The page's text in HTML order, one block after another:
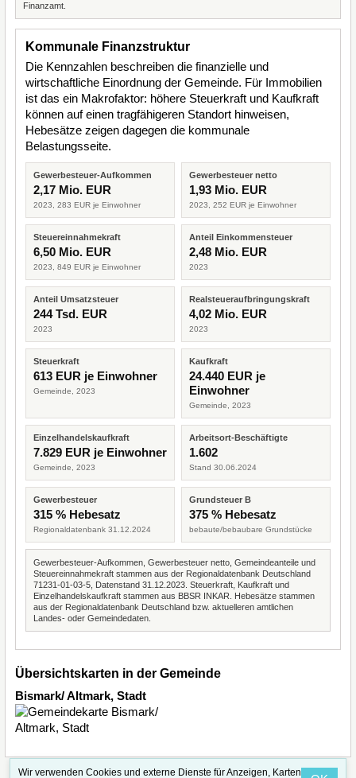
Finanzamt.
Kommunale Finanzstruktur
Die Kennzahlen beschreiben die finanzielle und
wirtschaftliche Einordnung der Gemeinde. Für Immobilien
ist das ein Makrofaktor: höhere Steuerkraft und Kaufkraft
können auf einen tragfähigeren Standort hinweisen,
Hebesätze zeigen dagegen die kommunale
Belastungsseite.
Gewerbesteuer-Aufkommen
2,17 Mio. EUR
2023, 283 EUR je Einwohner
Gewerbesteuer netto
1,93 Mio. EUR
2023, 252 EUR je Einwohner
Steuereinnahmekraft
6,50 Mio. EUR
2023, 849 EUR je Einwohner
Anteil Einkommensteuer
2,48 Mio. EUR
2023
Anteil Umsatzsteuer
244 Tsd. EUR
2023
Realsteueraufbringungskraft
4,02 Mio. EUR
2023
Steuerkraft
613 EUR je Einwohner
Gemeinde, 2023
Kaufkraft
24.440 EUR je
Einwohner
Gemeinde, 2023
Einzelhandelskaufkraft
7.829 EUR je Einwohner
Gemeinde, 2023
Arbeitsort-Beschäftigte
1.602
Stand 30.06.2024
Gewerbesteuer
315 % Hebesatz
Regionaldatenbank 31.12.2024
Grundsteuer B
375 % Hebesatz
bebaute/bebaubare Grundstücke
Gewerbesteuer-Aufkommen, Gewerbesteuer netto, Gemeindeanteile und
Steuereinnahmekraft stammen aus der Regionaldatenbank Deutschland
71231-01-03-5, Datenstand 31.12.2023. Steuerkraft, Kaufkraft und
Einzelhandelskaufkraft stammen aus BBSR INKAR. Hebesätze stammen
aus der Regionaldatenbank Deutschland bzw. aktuelleren amtlichen
Landes- oder Gemeindedaten.
Übersichtskarten in der Gemeinde
Bismark/ Altmark, Stadt
Wir verwenden Cookies und externe Dienste für Anzeigen, Karten